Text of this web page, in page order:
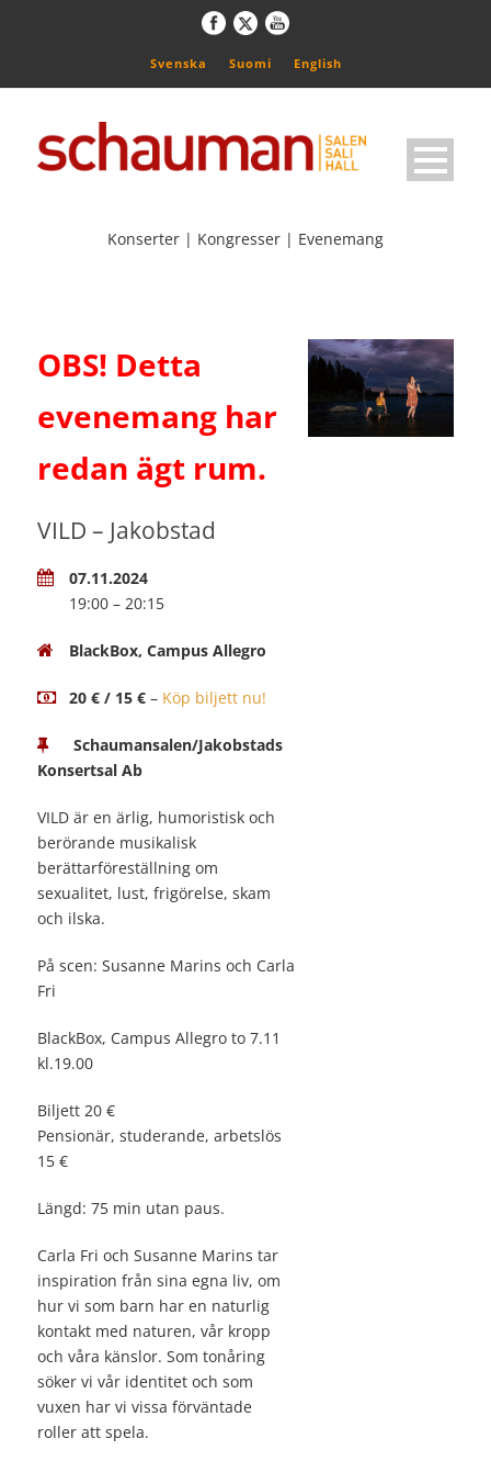
Svenska Suomi English
Konserter | Kongresser | Evenemang
OBS! Detta
evenemang har
redan ägt rum.
VILD – Jakobstad
07.11.2024
19:00 – 20:15
BlackBox, Campus Allegro
20 € / 15 € – Köp biljett nu!
Schaumansalen/Jakobstads
Konsertsal Ab
VILD är en ärlig, humoristisk och
berörande musikalisk
berättarföreställning om
sexualitet, lust, frigörelse, skam
och ilska.
På scen: Susanne Marins och Carla
Fri
BlackBox, Campus Allegro to 7.11
kl.19.00
Biljett 20 €
Pensionär, studerande, arbetslös
15 €
Längd: 75 min utan paus.
Carla Fri och Susanne Marins tar
inspiration från sina egna liv, om
hur vi som barn har en naturlig
kontakt med naturen, vår kropp
och våra känslor. Som tonåring
söker vi vår identitet och som
vuxen har vi vissa förväntade
roller att spela.